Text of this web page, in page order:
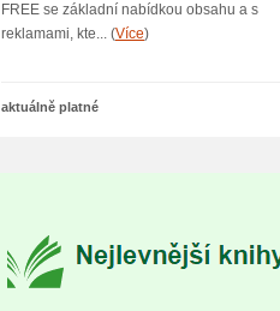
FREE se základní nabídkou obsahu a s
reklamami, kte... (Více)
aktuálně platné